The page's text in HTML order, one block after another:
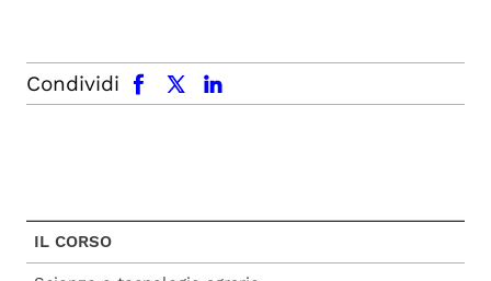
Condividi
facebook x.com linkedin
IL CORSO